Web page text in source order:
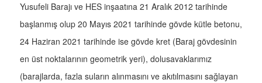
Yusufeli Barajı ve HES inşaatına 21 Aralık 2012 tarihinde
başlanmış olup 20 Mayıs 2021 tarihinde gövde kütle betonu,
24 Haziran 2021 tarihinde ise gövde kret (Baraj gövdesinin
en üst noktalarının geometrik yeri), dolusavaklarımız
(barajlarda, fazla suların alınmasını ve akıtılmasını sağlayan